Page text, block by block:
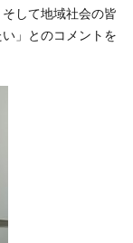
して地域社会の皆
」とのコメントを